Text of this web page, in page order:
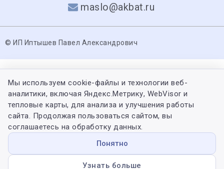
maslo@akbat.ru
© ИП Иптышев Павел Александрович
Мы используем cookie-файлы и технологии веб-
аналитики, включая Яндекс.Метрику, WebVisor и
тепловые карты, для анализа и улучшения работы
сайта. Продолжая пользоваться сайтом, вы
соглашаетесь на обработку данных.
Понятно
Узнать больше